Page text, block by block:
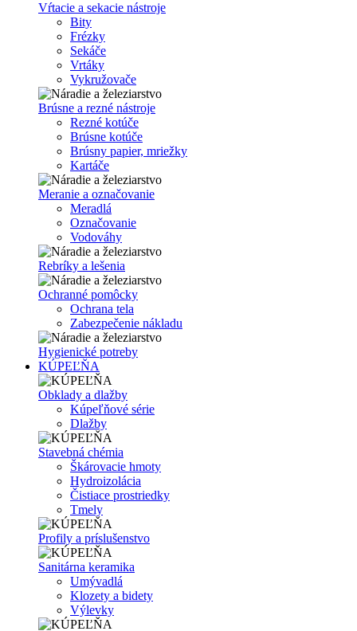
Vŕtacie a sekacie nástroje
Bity
Frézky
Sekáče
Vrtáky
Vykružovače
Brúsne a rezné nástroje
Rezné kotúče
Brúsne kotúče
Brúsny papier, mriežky
Kartáče
Meranie a označovanie
Meradlá
Označovanie
Vodováhy
Rebríky a lešenia
Ochranné pomôcky
Ochrana tela
Zabezpečenie nákladu
Hygienické potreby
KÚPEĽŇA
Obklady a dlažby
Kúpeľňové série
Dlažby
Stavebná chémia
Škárovacie hmoty
Hydroizolácia
Čistiace prostriedky
Tmely
Profily a príslušenstvo
Sanitárna keramika
Umývadlá
Klozety a bidety
Výlevky